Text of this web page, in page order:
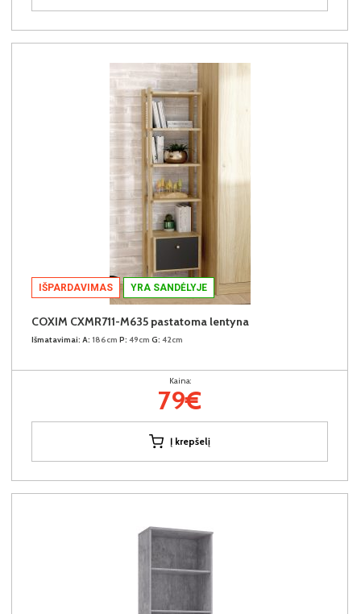
IŠPARDAVIMAS YRA SANDĖLYJE
COXIM CXMR711-M635 pastatoma lentyna
Išmatavimai: A: 186cm P: 49cm G: 42cm
Kaina:
79€
Į krepšelį